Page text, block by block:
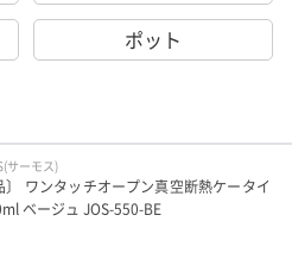
ポット
サーモス)
〕 ワンタッチオープン真空断熱ケータイ
ベージュ JOS-550-BE